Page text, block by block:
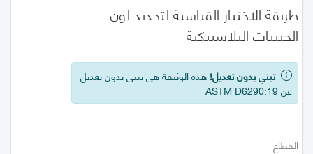
طريقة الاختبار القياسية لتحديد لون
الحبيبات البلاستيكية
تبني بدون تعديل! هذه الوثيقة هي تبني بدون تعديل
عن ASTM D6290:19
القطاع